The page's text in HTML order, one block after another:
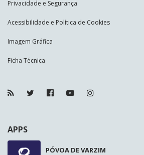
Privacidade e Segurança
Acessibilidade e Política de Cookies
Imagem Gráfica
Ficha Técnica
APPS
PÓVOA DE VARZIM